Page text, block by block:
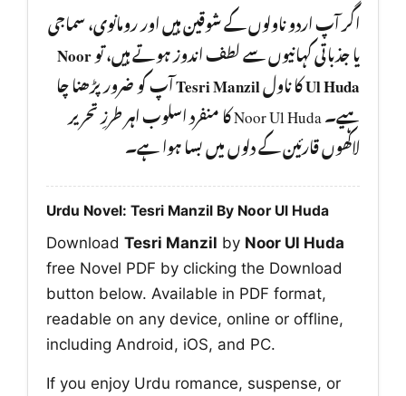
اگر آپ اردو ناولوں کے شوقین ہیں اور رومانوی، سماجی
یا جذباتی کہانیوں سے لطف اندوز ہوتے ہیں، توNoor
Ul Hudaکا ناولTesri Manzilآپ کو ضرور پڑھنا چا
ہیے۔ Noor Ul Huda کا منفرد اسلوب اہر طرزِ تحریر
لاکھوں قارئین کے دلوں میں بسا ہوا ہے۔
Urdu Novel: Tesri Manzil By Noor Ul Huda
Download Tesri Manzil by Noor Ul Huda
free Novel PDF by clicking the Download
button below. Available in PDF format,
readable on any device, online or offline,
including Android, iOS, and PC.
If you enjoy Urdu romance, suspense, or